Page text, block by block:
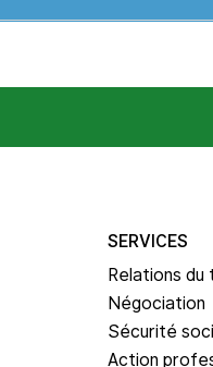
SERVICES
Relations du
Négociation
Sécurité
Action